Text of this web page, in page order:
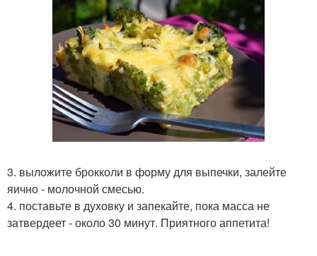
3. выложите брокколи в форму для выпечки, залейте
яично - молочной смесью.
4. поставьте в духовку и запекайте, пока масса не
затвердеет - около 30 минут. Приятного аппетита!